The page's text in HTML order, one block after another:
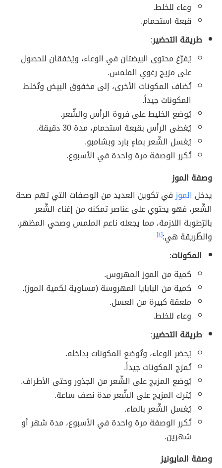
وعاء للخلط.
قبعة استحمام.
طريقة التحضير:
يُفرّغ محتوى البيضتان في الوعاء، ويُخفقان للحصول
على مزيج رغوي الملمس.
تُضاف المكونات الأخرى، إلى مخفوق البيض وتُخلط
المكونات جيداً.
يُوضع الخليط على فروة الرأس والشّعر.
يُغطى الرأس بقبعة استحمام، مدة 30 دقيقة.
يُغسل الشّعر بماءٍ بارد وبشامبو.
تُكرر الوصفة مرة واحدة في الأسبوع.
وصفة الموز
يدخل الموزفي تكوين العديد من الوصفات التي تهم صحة
الشّعر، فهو يحتوي على عناصر تمكنه من إغناء الشّعر
بالرّطوبة اللازمة، مما يجعله ناعم الملمس وصحي المظهر.
والطّريقة هي:[٤]
المكونات:
كمية من الموز المهروس.
كمية من البابايا المهروسة (مساوية لكمية الموز).
ملعقة كبيرة من العسل.
وعاء للخلط.
طريقة التحضير:
يُحضر الوعاء، وتُوضع المكونات بداخله.
تُمزج المكونات جيداً.
يُوضع المزيج على الشّعر من الجذور وحتى الأطراف.
يُترك المزيج على الشّعر مدة نصف ساعة.
يُغسل الشّعر بالماء.
تُكرر الوصفة مرة واحدة في الأسبوع، مدة شهر أو
شهرين.
وصفة المايونيز